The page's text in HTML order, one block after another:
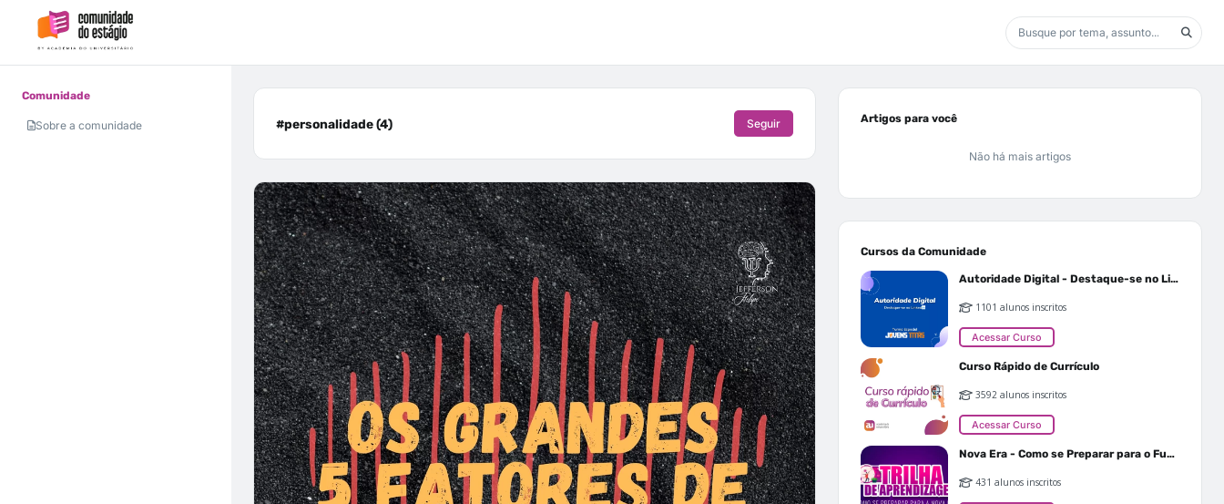
Comunidade
Sobre a comunidade #personalidade (4) Seguir Artigos para você
Não há mais artigos
Cursos da Comunidade
Autoridade Digital - Destaque-se no Linkedin
1101 alunos inscritos
Acessar Curso
Curso Rápido de Currículo
3592 alunos inscritos
Acessar Curso
Nova Era - Como se Preparar para o Futuro
431 alunos inscritos